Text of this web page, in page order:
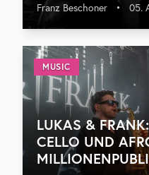
Franz Beschoner • 05.
MUSIC
LUKAS &
CELLO UND